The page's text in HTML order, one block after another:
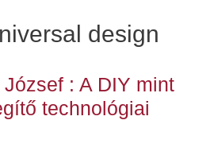
design
: A DIY mint
technológiai